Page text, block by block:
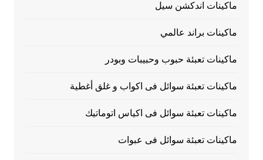
ماكينات اندكشن سيل
ماكينات براند عالمي
ماكينات تعبئة حبوب وحبيبات وبودر
ماكينات تعبئة سوائل فى اكواب و غلق أغطية
ماكينات تعبئة سوائل فى اكياس اتوماتيك
ماكينات تعبئة سوائل فى عبوات